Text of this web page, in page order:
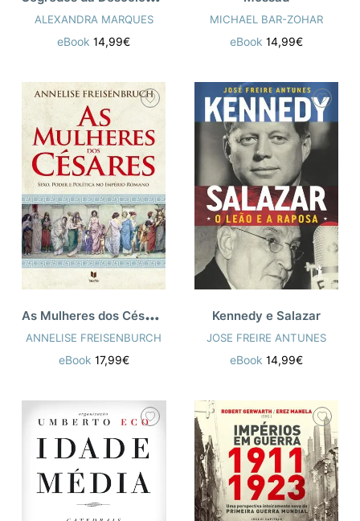
ALEXANDRA MARQUES
eBook14,99€
MICHAEL BAR-ZOHAR
eBook 14,99€
A
s Mulheres dos Césares
ANNELISE FREISENBURCH
eBook 17,99€
Kennedy e Salazar
JOSE FREIRE ANTUNES
eBook 14,99€